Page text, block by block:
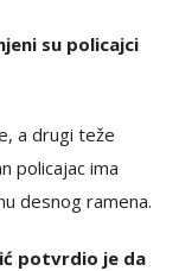
su policajci
a drugi teže
policajac ima
desnog ramena.
potvrdio je da